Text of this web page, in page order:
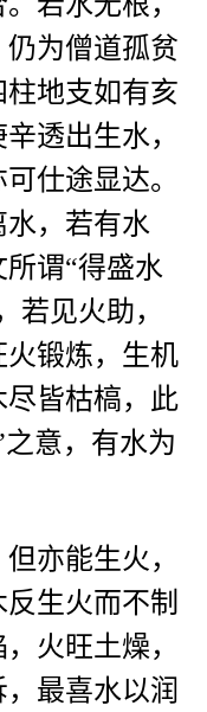
为僧道孤贫
地支如有亥
透出生水，
仕途显达。
水，若有水
谓“得盛水
若见火助，
锻炼，生机
皆枯槁，此
意，有水为
亦能生火，
生火而不制
火旺土燥，
最喜水以润